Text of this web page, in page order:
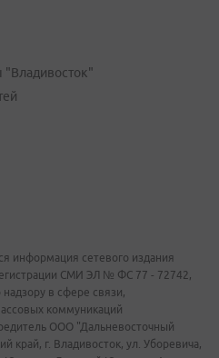
"Владивосток"
информация сетевого издания
СМИ ЭЛ № ФС 77 - 72742,
в сфере связи,
коммуникаций
ООО "Дальневосточный
край, г. Владивосток, ул. Уборевича,